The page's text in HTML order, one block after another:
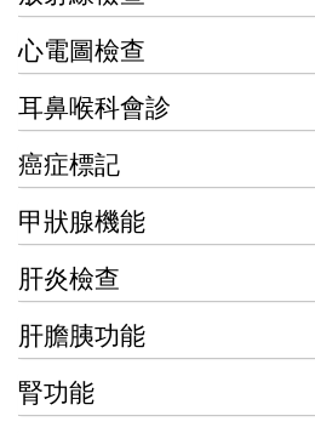
心電圖檢查
耳鼻喉科會診
癌症標記
甲狀腺機能
肝炎檢查
肝膽胰功能
腎功能